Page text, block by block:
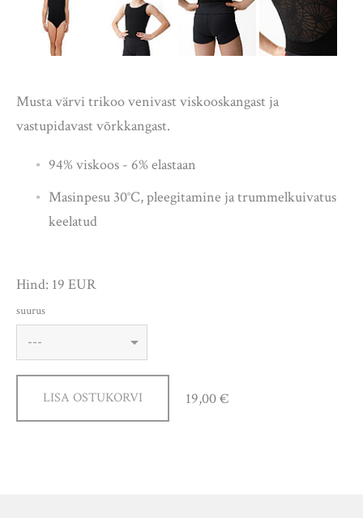
Musta värvi trikoo venivast viskooskangast ja
vastupidavast võrkkangast.
94% viskoos - 6% elastaan
Masinpesu 30°C, pleegitamine ja trummelkuivatus
keelatud
Hind: 19 EUR
suurus
LISA OSTUKORVI 19,00 €